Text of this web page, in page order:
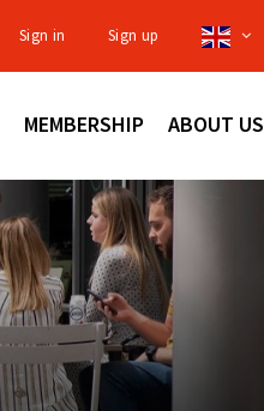
Sign in Sign up
MEMBERSHIP ABOUT US